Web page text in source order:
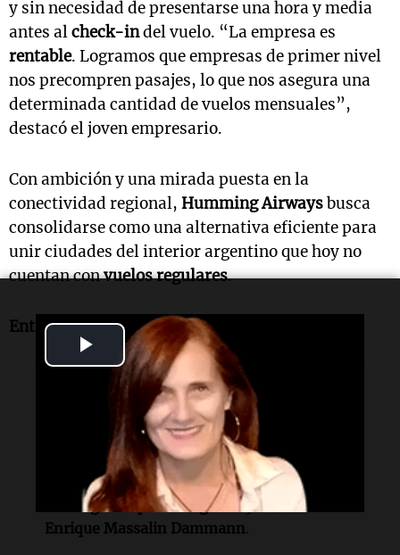
Play
Video
y sin necesidad de presentarse una hora y media
antes alcheck-indel vuelo. “La empresa es
rentable. Logramos que empresas de primer nivel
nos precompren pasajes, lo que nos asegura una
determinada cantidad de vuelos mensuales”,
destacó el joven empresario.
Con ambición y una mirada puesta en la
conectividad regional, Humming Airwaysbusca
consolidarse como una alternativa eficiente para
unir ciudades del interior argentino que hoy no
cuentan convuelos regulares.
Entrevista de Adrián Simioni
Lectura rápida
¿Quién fundó Humming Airways?
La aerolínea fue fundada por Francisco
Errecart, de 21 años, junto a sus amigos
Santiago Leopoldo LugonesyDanilo
Enrique Massalin Dammann.